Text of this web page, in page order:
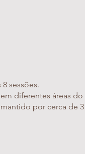
sessões.
diferentes áreas do
por cerca de 3